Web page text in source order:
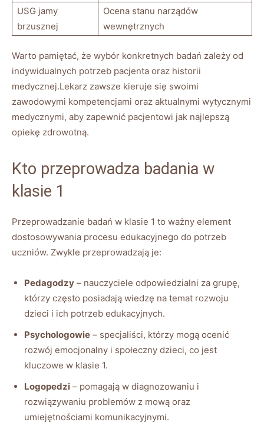
USG jamy
brzusznej
Ocena stanu narządów
wewnętrznych
Warto pamiętać, że wybór konkretnych badań zależy od
indywidualnych potrzeb pacjenta oraz historii
medycznej.Lekarz zawsze kieruje się swoimi
zawodowymi kompetencjami oraz aktualnymi wytycznymi
medycznymi, aby zapewnić pacjentowi jak najlepszą
opiekę zdrowotną.
Kto przeprowadza badania w
klasie 1
Przeprowadzanie badań w klasie 1 to ważny element
dostosowywania procesu edukacyjnego do potrzeb
uczniów. Zwykle przeprowadzają je:
Pedagodzy – nauczyciele odpowiedzialni za grupę,
którzy często posiadają wiedzę na temat rozwoju
dzieci i ich potrzeb edukacyjnych.
Psychologowie – specjaliści, którzy mogą ocenić
rozwój emocjonalny i społeczny dzieci, co jest
kluczowe w klasie 1.
Logopedzi – pomagają w diagnozowaniu i
rozwiązywaniu problemów z mową oraz
umiejętnościami komunikacyjnymi.